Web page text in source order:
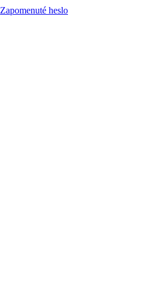
Zapomenuté heslo